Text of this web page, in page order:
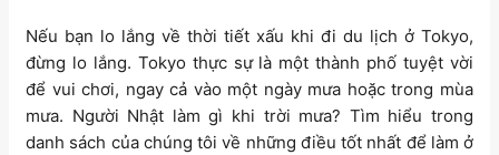
Nếu bạn lo lắng về thời tiết xấu khi đi du lịch ở Tokyo,
đừng lo lắng. Tokyo thực sự là một thành phố tuyệt vời
để vui chơi, ngay cả vào một ngày mưa hoặc trong mùa
mưa. Người Nhật làm gì khi trời mưa? Tìm hiểu trong
danh sách của chúng tôi về những điều tốt nhất để làm ở